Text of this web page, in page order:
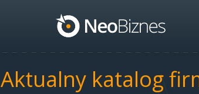
Aktualny katalog